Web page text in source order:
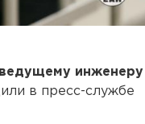
инженеру
в пресс-службе